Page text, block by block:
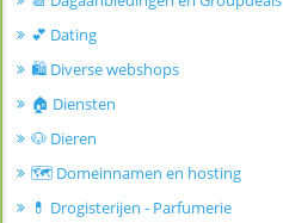
💕 Dating
🛍️ Diverse webshops
🏠 Diensten
🐶 Dieren
🗺️ Domeinnamen en hosting
💊 Drogisterijen - Parfumerie